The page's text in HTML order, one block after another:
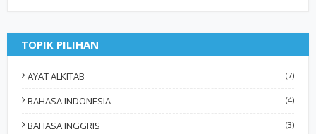
TOPIK PILIHAN
AYAT ALKITAB (7)
BAHASA INDONESIA (4)
BAHASA INGGRIS (3)